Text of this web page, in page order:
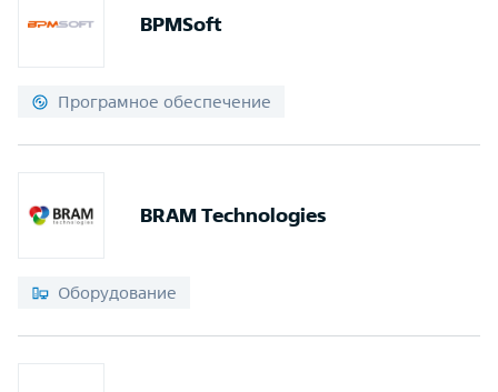
BPMSoft
Програмное обеспечение
BRAM Technologies
Оборудование